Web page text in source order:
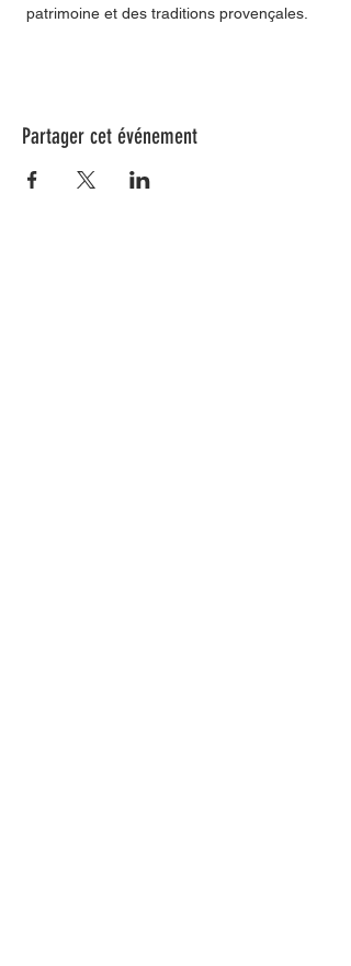
patrimoine et des traditions provençales.
Partager cet événement